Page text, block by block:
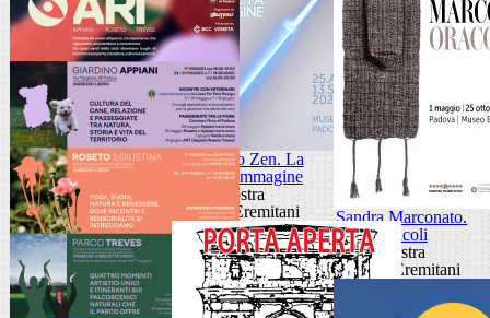
Giancarlo Zen. La
luce fa l'immagine
Mostra
Museo Eremitani
Sandra Marconato.
Oracoli
Mostra
Museo Eremitani